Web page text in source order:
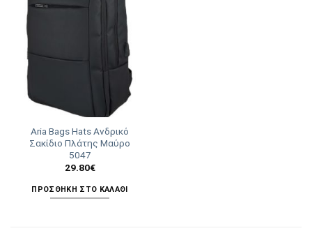
Aria Bags Hats Ανδρικό
Σακίδιο Πλάτης Μαύρο
5047
29.80€
ΠΡΟΣΘΉΚΗ ΣΤΟ ΚΑΛΆΘΙ